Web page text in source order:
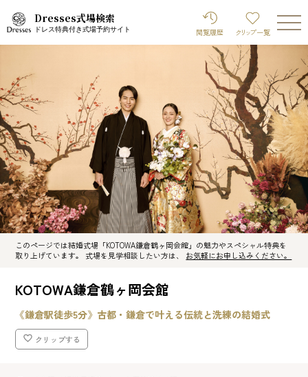
Dresses式場検索
ドレス特典付き式場予約サイト 閲覧履歴 クリップ 一覧
このページでは結婚式場「KOTOWA鎌倉鶴ヶ岡会館」の魅力やスペシャル特典を
取り上げています。 式場を見学相談したい方は、 お気軽にお申し込みください。
KOTOWA鎌倉鶴ヶ岡会館
《鎌倉駅徒歩5分》古都・鎌倉で叶える伝統と洗練の結婚式
クリップする